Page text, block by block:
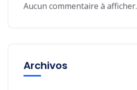
Aucun commentaire à afficher.
Archivos